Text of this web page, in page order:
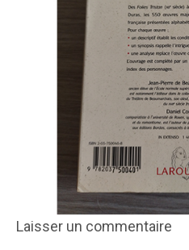
Laisser un commentaire